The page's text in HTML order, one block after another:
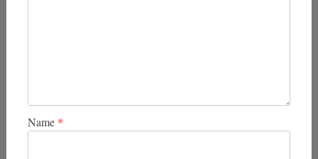
Name *